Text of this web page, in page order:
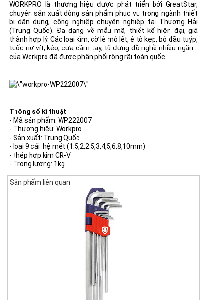
WORKPRO là thương hiệu được phát triển bởi GreatStar,
chuyên sản xuất dòng sản phẩm phục vụ trong ngành thiết
bị dân dụng, công nghiệp chuyên nghiệp tại Thượng Hải
(Trung Quốc). Đa dạng về mẫu mã, thiết kế hiện đại, giá
thành hợp lý. Các loại kìm, cờ lê mỏ lết, ê tô kẹp, bộ đầu tuýp,
tuốc nơ vít, kéo, cưa cầm tay, tủ đựng đồ nghề nhiều ngăn...
của Workpro đã được phân phối rộng rãi toàn quốc.
Thông số kĩ thuật
- Mã sản phẩm: WP222007
- Thương hiệu: Workpro
- Sản xuất: Trung Quốc
- loại 9 cái hệ mét (1.5,2,2.5,3,4,5,6,8,10mm)
- thép hợp kim CR-V
- Trọng lượng: 1kg
Sản phẩm liên quan